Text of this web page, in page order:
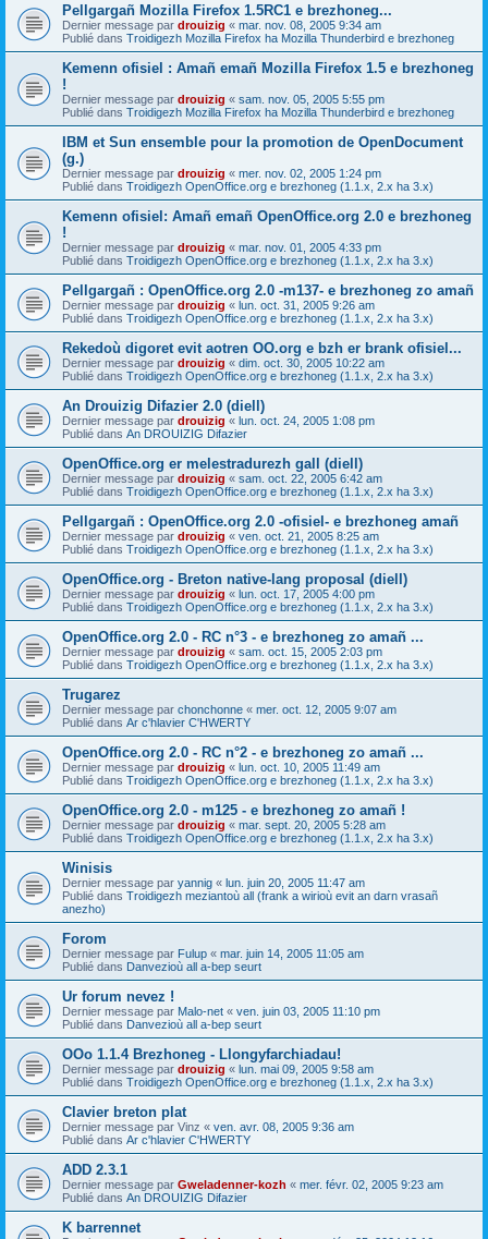
Pellgargañ Mozilla Firefox 1.5RC1 e brezhoneg...
Dernier message par drouizig « mar. nov. 08, 2005 9:34 am
Publié dans Troidigezh Mozilla Firefox ha Mozilla Thunderbird e brezhoneg
Kemenn ofisiel : Amañ emañ Mozilla Firefox 1.5 e brezhoneg
!
Dernier message par drouizig « sam. nov. 05, 2005 5:55 pm
Publié dans Troidigezh Mozilla Firefox ha Mozilla Thunderbird e brezhoneg
IBM et Sun ensemble pour la promotion de OpenDocument
(g.)
Dernier message par drouizig « mer. nov. 02, 2005 1:24 pm
Publié dans Troidigezh OpenOffice.org e brezhoneg (1.1.x, 2.x ha 3.x)
Kemenn ofisiel: Amañ emañ OpenOffice.org 2.0 e brezhoneg
!
Dernier message par drouizig « mar. nov. 01, 2005 4:33 pm
Publié dans Troidigezh OpenOffice.org e brezhoneg (1.1.x, 2.x ha 3.x)
Pellgargañ : OpenOffice.org 2.0 -m137- e brezhoneg zo amañ
Dernier message par drouizig « lun. oct. 31, 2005 9:26 am
Publié dans Troidigezh OpenOffice.org e brezhoneg (1.1.x, 2.x ha 3.x)
Rekedoù digoret evit aotren OO.org e bzh er brank ofisiel...
Dernier message par drouizig « dim. oct. 30, 2005 10:22 am
Publié dans Troidigezh OpenOffice.org e brezhoneg (1.1.x, 2.x ha 3.x)
An Drouizig Difazier 2.0 (diell)
Dernier message par drouizig « lun. oct. 24, 2005 1:08 pm
Publié dans An DROUIZIG Difazier
OpenOffice.org er melestradurezh gall (diell)
Dernier message par drouizig « sam. oct. 22, 2005 6:42 am
Publié dans Troidigezh OpenOffice.org e brezhoneg (1.1.x, 2.x ha 3.x)
Pellgargañ : OpenOffice.org 2.0 -ofisiel- e brezhoneg amañ
Dernier message par drouizig « ven. oct. 21, 2005 8:25 am
Publié dans Troidigezh OpenOffice.org e brezhoneg (1.1.x, 2.x ha 3.x)
OpenOffice.org - Breton native-lang proposal (diell)
Dernier message par drouizig « lun. oct. 17, 2005 4:00 pm
Publié dans Troidigezh OpenOffice.org e brezhoneg (1.1.x, 2.x ha 3.x)
OpenOffice.org 2.0 - RC n°3 - e brezhoneg zo amañ ...
Dernier message par drouizig « sam. oct. 15, 2005 2:03 pm
Publié dans Troidigezh OpenOffice.org e brezhoneg (1.1.x, 2.x ha 3.x)
Trugarez
Dernier message par chonchonne « mer. oct. 12, 2005 9:07 am
Publié dans Ar c'hlavier C'HWERTY
OpenOffice.org 2.0 - RC n°2 - e brezhoneg zo amañ ...
Dernier message par drouizig « lun. oct. 10, 2005 11:49 am
Publié dans Troidigezh OpenOffice.org e brezhoneg (1.1.x, 2.x ha 3.x)
OpenOffice.org 2.0 - m125 - e brezhoneg zo amañ !
Dernier message par drouizig « mar. sept. 20, 2005 5:28 am
Publié dans Troidigezh OpenOffice.org e brezhoneg (1.1.x, 2.x ha 3.x)
Winisis
Dernier message par yannig « lun. juin 20, 2005 11:47 am
Publié dans Troidigezh meziantoù all (frank a wirioù evit an darn vrasañ
anezho)
Forom
Dernier message par Fulup « mar. juin 14, 2005 11:05 am
Publié dans Danvezioù all a-bep seurt
Ur forum nevez !
Dernier message par Malo-net « ven. juin 03, 2005 11:10 pm
Publié dans Danvezioù all a-bep seurt
OOo 1.1.4 Brezhoneg - Llongyfarchiadau!
Dernier message par drouizig « lun. mai 09, 2005 9:58 am
Publié dans Troidigezh OpenOffice.org e brezhoneg (1.1.x, 2.x ha 3.x)
Clavier breton plat
Dernier message par Vinz « ven. avr. 08, 2005 9:36 am
Publié dans Ar c'hlavier C'HWERTY
ADD 2.3.1
Dernier message par Gweladenner-kozh « mer. févr. 02, 2005 9:23 am
Publié dans An DROUIZIG Difazier
K barrennet